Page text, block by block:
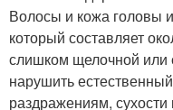
Волосы и кожа головы
который составляет
слишком щелочной или
нарушить
раздражениям, сухости